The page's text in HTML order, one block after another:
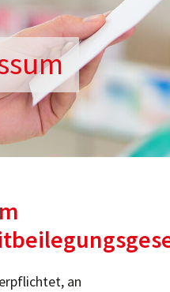
an